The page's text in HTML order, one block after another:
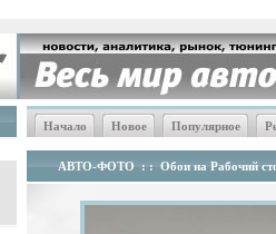
Начало Новое Популярное
АВТО-ФОТО : : Обои на Рабочий